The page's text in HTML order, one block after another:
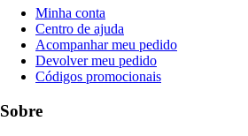
Minha conta
Centro de ajuda
Acompanhar meu pedido
Devolver meu pedido
Códigos promocionais
Sobre